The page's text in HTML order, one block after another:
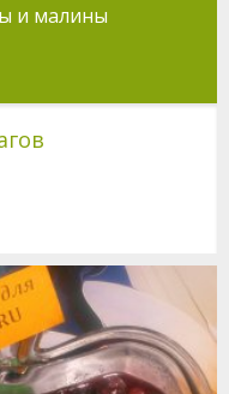
и малины